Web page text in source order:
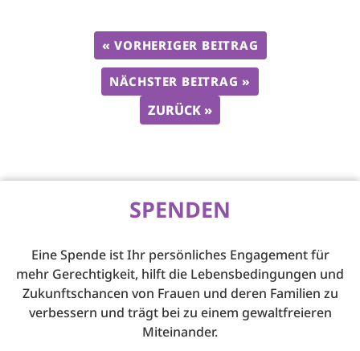
ZURÜCK »
« VORHERIGER BEITRAG
NÄCHSTER BEITRAG »
SPENDEN
Eine Spende ist Ihr persönliches Engagement für
mehr Gerechtigkeit, hilft die Lebensbedingungen und
Zukunftschancen von Frauen und deren Familien zu
verbessern und trägt bei zu einem gewaltfreieren
Miteinander.